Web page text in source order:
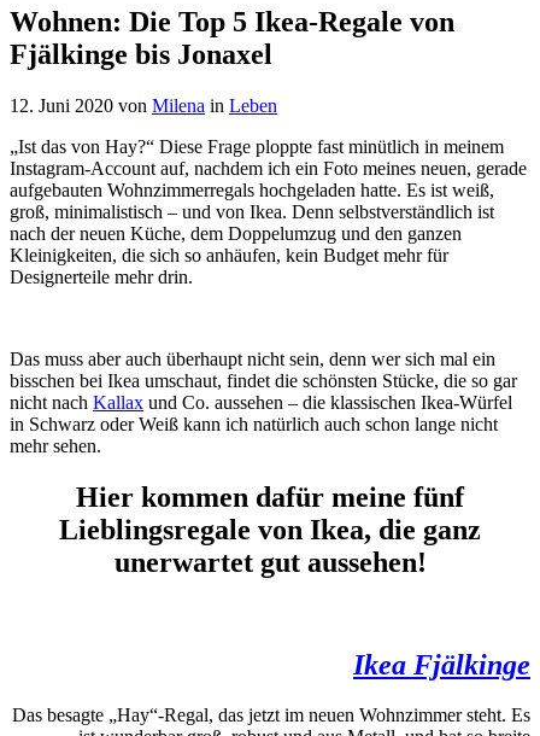
Wohnen: Die Top 5 Ikea-Regale von
Fjälkinge bis Jonaxel
12. Juni 2020 von Milena in Leben
„Ist das von Hay?“ Diese Frage ploppte fast minütlich in meinem
Instagram-Account auf, nachdem ich ein Foto meines neuen, gerade
aufgebauten Wohnzimmerregals hochgeladen hatte. Es ist weiß,
groß, minimalistisch – und von Ikea. Denn selbstverständlich ist
nach der neuen Küche, dem Doppelumzug und den ganzen
Kleinigkeiten, die sich so anhäufen, kein Budget mehr für
Designerteile mehr drin.
Das muss aber auch überhaupt nicht sein, denn wer sich mal ein
bisschen bei Ikea umschaut, findet die schönsten Stücke, die so gar
nicht nach Kallax und Co. aussehen – die klassischen Ikea-Würfel
in Schwarz oder Weiß kann ich natürlich auch schon lange nicht
mehr sehen.
Hier kommen dafür meine fünf
Lieblingsregale von Ikea, die ganz
unerwartet gut aussehen!
Ikea Fjälkinge
Das besagte „Hay“-Regal, das jetzt im neuen Wohnzimmer steht. Es